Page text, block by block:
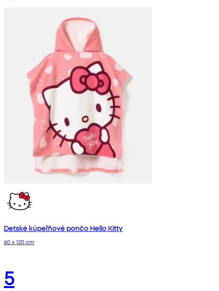
Detské kúpeľňové pončo Hello Kitty
60 x 120 cm
5